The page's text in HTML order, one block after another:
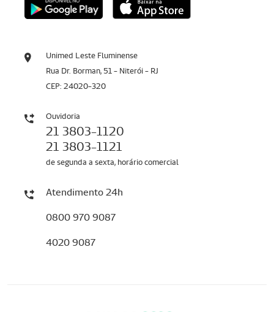
Unimed Leste Fluminense
Rua Dr. Borman, 51 - Niterói - RJ
CEP: 24020-320
Ouvidoria
21 3803-1120
21 3803-1121
de segunda a sexta, horário comercial
Atendimento 24h
0800 970 9087
4020 9087